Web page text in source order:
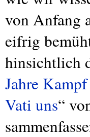
von Anfang
eifrig
hinsichtlich
Jahre
Vati uns“